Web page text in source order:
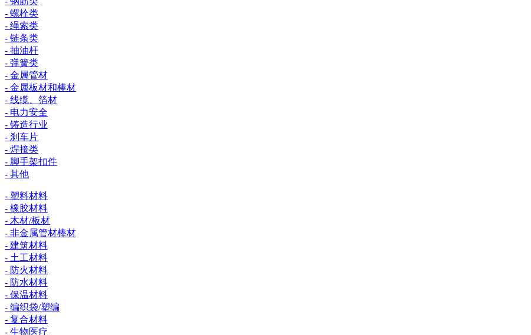
- 螺栓类
- 绳索类
- 链条类
- 抽油杆
- 弹簧类
- 金属管材
- 金属板材和棒材
- 线缆、箔材
- 电力安全
- 铸造行业
- 刹车片
- 焊接类
- 脚手架扣件
- 其他
- 塑料材料
- 橡胶材料
- 木材/板材
- 非金属管材棒材
- 建筑材料
- 土工材料
- 防火材料
- 防水材料
- 保温材料
- 编织袋/塑编
- 复合材料
- 生物医疗